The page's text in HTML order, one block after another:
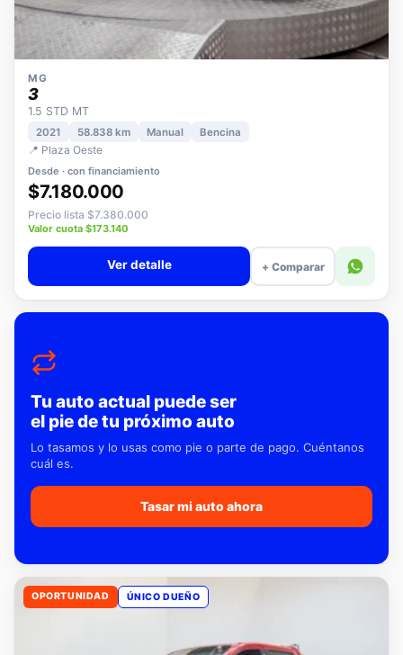
MG
3
1.5 STD MT
2021 58.838 km
📍 Plaza Oeste
Desde · con financiamiento
$7.180.000
Precio lista $7.380.000
Valor cuota $173.140
+ Comparar
Tu auto actual puede ser
el pie de tu próximo auto
Lo tasamos y lo usas como pie o parte de pago. Cuéntanos
OPORTUNIDAD